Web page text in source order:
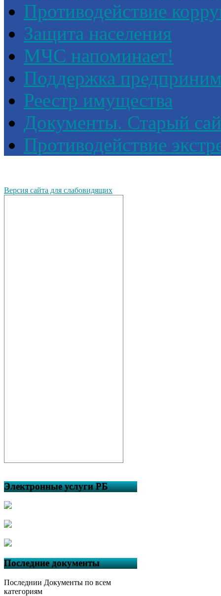
Противодействие
Защита населения
МЧС напоминает!
Поддержка
Реестр имущества
Документы. Старый
Противодействие
Версия сайта для слабовидящих
Электронные услуги РБ
Последние документы
Последнии Документы по всем
категориям